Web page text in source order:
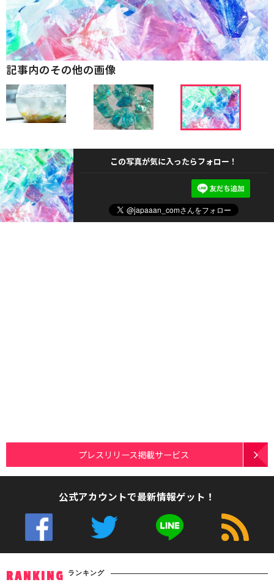
記事内のその他の画像
この写真が気に入ったらフォロー！
プレスリリース掲載サービス
公式アカウントで最新情報ゲット！
RANKING ランキング